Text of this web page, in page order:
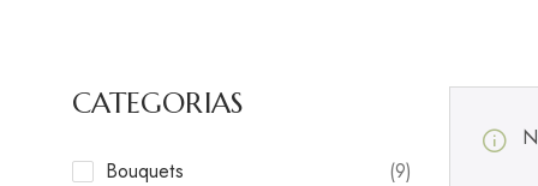
CATEGORIAS
Bouquets
(9)